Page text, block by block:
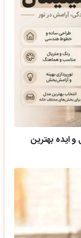
ایده بهترین